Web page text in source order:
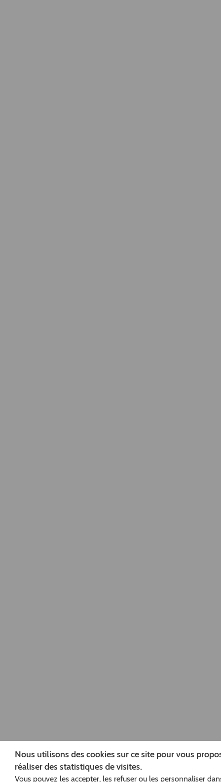
Nous utilisons des cookies sur ce site pour vous
réaliser des statistiques de visites.
Vous pouvez les accepter, les refuser ou les personnaliser